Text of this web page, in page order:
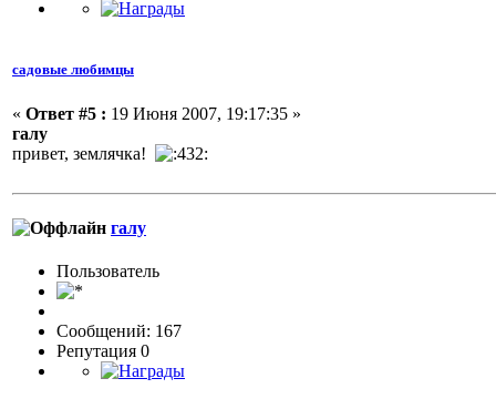
садовые любимцы
« Ответ #5 : 19 Июня 2007, 19:17:35 »
галу
привет, землячка!
галу
Пользовaтeль
Сообщений: 167
Репутация 0